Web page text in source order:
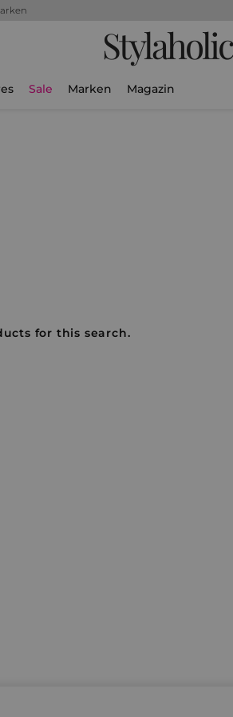
Stylaholic
Sale Marken Magazin
for this search.